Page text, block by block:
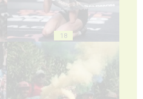
18